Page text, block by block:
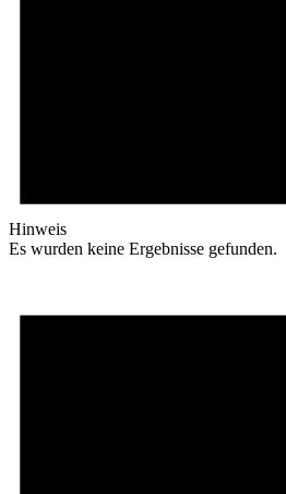
Hinweis
Es wurden keine Ergebnisse gefunden.